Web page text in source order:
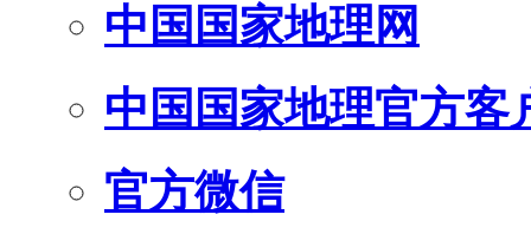
中国国家地理网
中国国家地理官方客
官方微信